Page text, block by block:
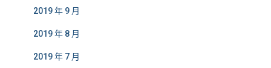
2019 年 9 月
2019 年 8 月
2019 年 7 月